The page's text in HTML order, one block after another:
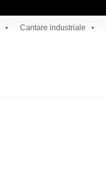
Cantare industriale